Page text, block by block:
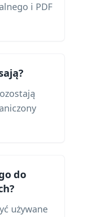
i PDF
do
używane